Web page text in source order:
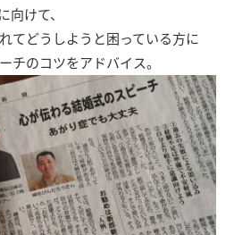
向けて、
てどうしようと困っている方に
チのコツをアドバイス。